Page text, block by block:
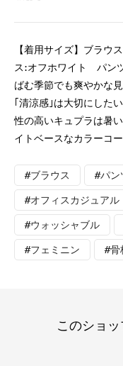
【着用サイズ】ブラ
ス:オフホワイト パン
ばむ季節でも爽やかな
｢清涼感｣は大切にした
性の高いキュプラは暑
イトベースなカラーコ
#ブラウス #パン
#オフィスカジュアル
#ウォッシャブル
#フェミニン #骨
このショ